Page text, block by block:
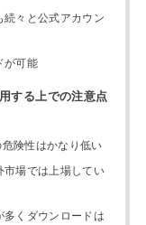
続々と公式アカウン
が可能
する上での注意点
険性はかなり低い
市場では上場してい
くダウンロードは